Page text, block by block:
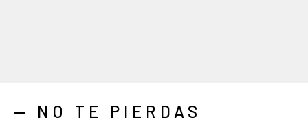
— NO TE PIERDAS